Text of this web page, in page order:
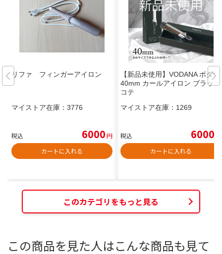
リファ フィンガーアイロン
マイストア在庫： 3776
税込 6000円
カートに入れる
【新品未使用】VODANA ボダナ
40mm カールアイロン ブラック
コテ
マイストア在庫： 1269
税込 6000
カートに入れる
このカテゴリをもっと見る
この商品を見た人はこんな商品も見て